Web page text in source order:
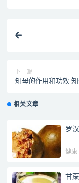
下一篇
知母的作用和功效
相关文章
罗
健康
甘